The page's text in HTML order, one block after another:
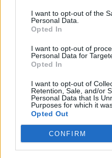
I want to opt-out of the
Personal Data.
Opted In
I want to opt-out of
Personal Data for
Opted In
I want to opt-out of
Retention, Sale, and/or
Personal Data that Is
Purposes for which it
Opted Out
CONFIRM
impresję w
plastycznych,
(„Nenufary”,
„Sroka”) światło
zostaje przyroda.
(„Krzak dzikiej róży
smreczynach” Jan
poetyckie dotyczą
przedstawia to